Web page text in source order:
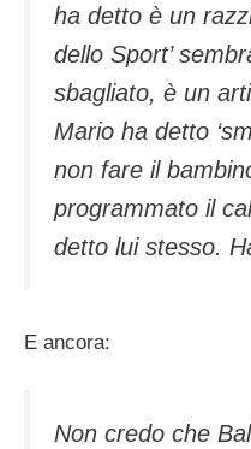
ha detto è un
dello Sport’
sbagliato, è un
Mario ha detto
non fare il
programmato il
detto lui stesso.
E ancora:
Non credo che